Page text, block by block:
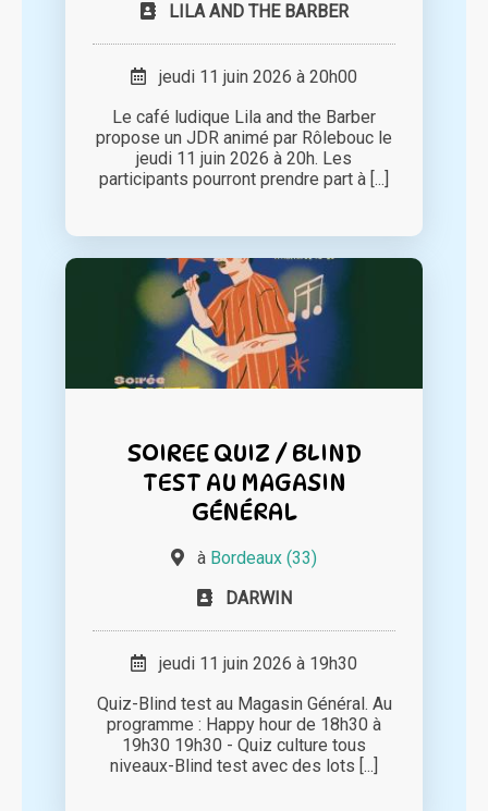
LILA AND THE BARBER
jeudi 11 juin 2026 à 20h00
Le café ludique Lila and the Barber
propose un JDR animé par Rôlebouc le
jeudi 11 juin 2026 à 20h. Les
participants pourront prendre part à [...]
SOIREE QUIZ / BLIND
TEST AU MAGASIN
GÉNÉRAL
à Bordeaux (33)
DARWIN
jeudi 11 juin 2026 à 19h30
Quiz-Blind test au Magasin Général. Au
programme : Happy hour de 18h30 à
19h30 19h30 - Quiz culture tous
niveaux-Blind test avec des lots [...]